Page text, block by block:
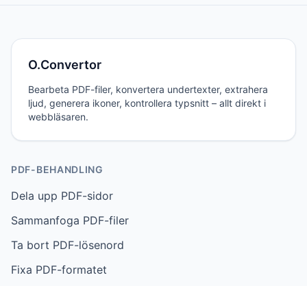
O.Convertor
Bearbeta PDF-filer, konvertera undertexter, extrahera
ljud, generera ikoner, kontrollera typsnitt – allt direkt i
webbläsaren.
PDF-BEHANDLING
Dela upp PDF-sidor
Sammanfoga PDF-filer
Ta bort PDF-lösenord
Fixa PDF-formatet